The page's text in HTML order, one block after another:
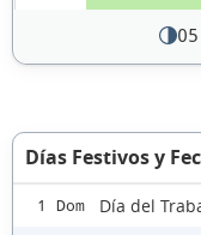
05
Días Festivos y
1 Dom Día del